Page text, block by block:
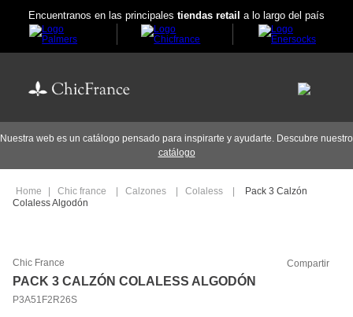
Encuentranos en las principales tiendas retail a lo largo del país
Nuestra web es un catálogo pensado para inspirarte y ayudarte. Descubre nuestro
catálogo
Chic france Calzones Colaless
Pack 3 Calzón
Colaless Algodón
Chic France Compartir
PACK 3 CALZÓN COLALESS ALGODÓN
P3A51F2R26S